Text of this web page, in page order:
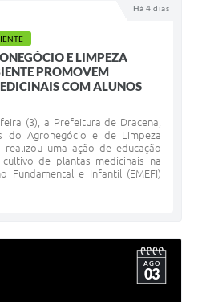
Há 4 dias
E LIMPEZA
PROMOVEM
COM ALUNOS
(3), a Prefeitura de Dracena,
do Agronegócio e de Limpeza
uma ação de educação
de plantas medicinais na
Fundamental e Infantil (EMEFI)
AGO
03